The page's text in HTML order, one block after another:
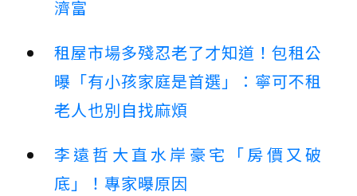
濟富
租屋市場多殘忍老了才知道！包租公
曝「有小孩家庭是首選」：寧可不租
老人也別自找麻煩
李遠哲大直水岸豪宅「房價又破
底」！專家曝原因